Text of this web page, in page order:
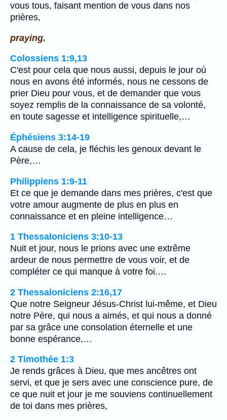
vous tous, faisant mention de vous dans nos
prières,
praying.
Colossiens 1:9,13
C'est pour cela que nous aussi, depuis le jour où
nous en avons été informés, nous ne cessons de
prier Dieu pour vous, et de demander que vous
soyez remplis de la connaissance de sa volonté,
en toute sagesse et intelligence spirituelle,…
Éphésiens 3:14-19
A cause de cela, je fléchis les genoux devant le
Père,…
Philippiens 1:9-11
Et ce que je demande dans mes prières, c'est que
votre amour augmente de plus en plus en
connaissance et en pleine intelligence…
1 Thessaloniciens 3:10-13
Nuit et jour, nous le prions avec une extrême
ardeur de nous permettre de vous voir, et de
compléter ce qui manque à votre foi.…
2 Thessaloniciens 2:16,17
Que notre Seigneur Jésus-Christ lui-même, et Dieu
notre Père, qui nous a aimés, et qui nous a donné
par sa grâce une consolation éternelle et une
bonne espérance,…
2 Timothée 1:3
Je rends grâces à Dieu, que mes ancêtres ont
servi, et que je sers avec une conscience pure, de
ce que nuit et jour je me souviens continuellement
de toi dans mes prières,